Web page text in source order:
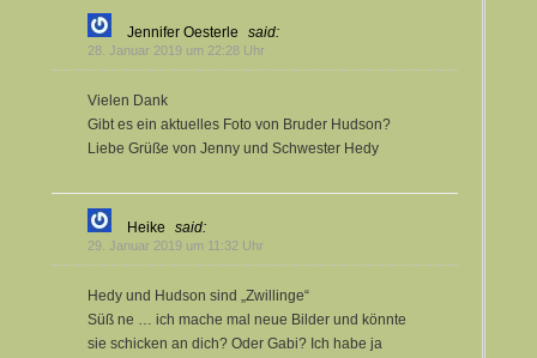
Jennifer Oesterle said:
28. Januar 2019 um 22:28 Uhr
Vielen Dank
Gibt es ein aktuelles Foto von Bruder Hudson?
Liebe Grüße von Jenny und Schwester Hedy
Heike said:
29. Januar 2019 um 11:32 Uhr
Hedy und Hudson sind „Zwillinge“
Süß ne … ich mache mal neue Bilder und könnte
sie schicken an dich? Oder Gabi? Ich habe ja